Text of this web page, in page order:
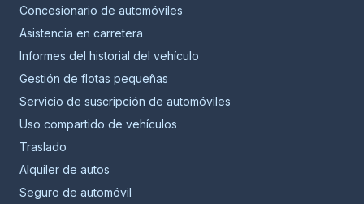
Concesionario de automóviles
Asistencia en carretera
Informes del historial del vehículo
Gestión de flotas pequeñas
Servicio de suscripción de automóviles
Uso compartido de vehículos
Traslado
Alquiler de autos
Seguro de automóvil